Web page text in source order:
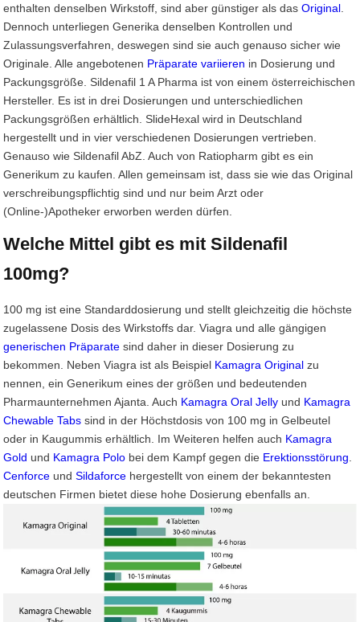
enthalten denselben Wirkstoff, sind aber günstiger als dasOriginal
Dennoch unterliegen Generika denselben Kontrollen und
Zulassungsverfahren, deswegen sind sie auch genauso sicher wie
Originale. Alle angebotenen Präparate variieren in Dosierung und
Packungsgröße. Sildenafil 1 A Pharma ist von einem österreichischen
Hersteller. Es ist in drei Dosierungen und unterschiedlichen
Packungsgrößen erhältlich. SlideHexal wird in Deutschland
hergestellt und in vier verschiedenen Dosierungen vertrieben.
Genauso wie Sildenafil AbZ. Auch von Ratiopharm gibt es ein
Generikum zu kaufen. Allen gemeinsam ist, dass sie wie das Original
verschreibungspflichtig sind und nur beim Arzt oder
(Online-)Apotheker erworben werden dürfen.
Welche Mittel gibt es mit Sildenafil
100mg?
100 mg ist eine Standarddosierung und stellt gleichzeitig die höchste
zugelassene Dosis des Wirkstoffs dar. Viagra und alle gängigen
generischen Präparate sind daher in dieser Dosierung zu
bekommen. Neben Viagra ist als Beispiel Kamagra Original zu
nennen, ein Generikum eines der größen und bedeutenden
Pharmaunternehmen Ajanta. Auch Kamagra Oral Jelly und Kamagra
Chewable Tabs sind in der Höchstdosis von 100 mg in Gelbeutel
oder in Kaugummis erhältlich. Im Weiteren helfen auch Kamagra
Gold und Kamagra Polo bei dem Kampf gegen die Erektionsstörung
Cenforce und Sildaforce hergestellt von einem der bekanntesten
deutschen Firmen bietet diese hohe Dosierung ebenfalls an.